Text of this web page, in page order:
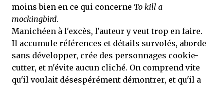
moins bien en ce qui concerne To kill a
mockingbird.
Manichéen à l'excès, l'auteur y veut trop en faire.
Il accumule références et détails survolés, aborde
sans développer, crée des personnages cookie-
cutter, et n'évite aucun cliché. On comprend vite
qu'il voulait désespérément démontrer, et qu'il a